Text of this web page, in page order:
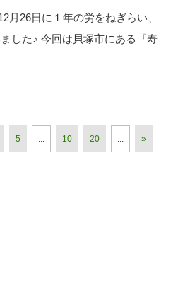
月26日に１年の労をねぎらい、
した♪ 今回は貝塚市にある『寿
5 ... 10 20 ... »